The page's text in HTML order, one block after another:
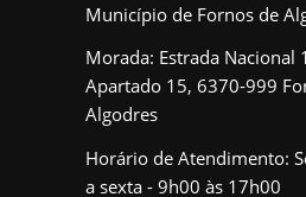
Município de Fornos de
Morada: Estrada Nacional
Apartado 15, 6370-999
Algodres
Horário de Atendimento:
a sexta - 9h00 às 17h00